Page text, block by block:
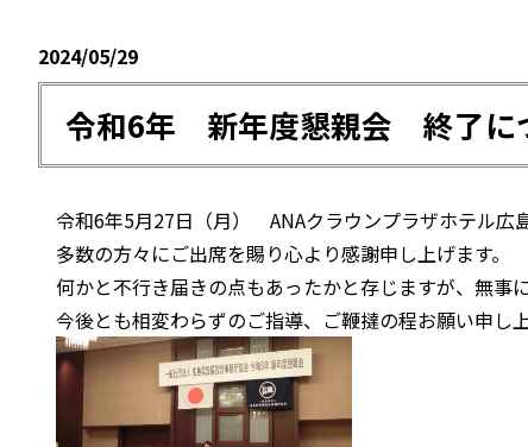
2024/05/29
令和6年 新年度懇親会 終了に
令和6年5月27日（月） ANAクラウンプラザホテル広
多数の方々にご出席を賜り心より感謝申し上げます。
何かと不行き届きの点もあったかと存じますが、無事
今後とも相変わらずのご指導、ご鞭撻の程お願い申し